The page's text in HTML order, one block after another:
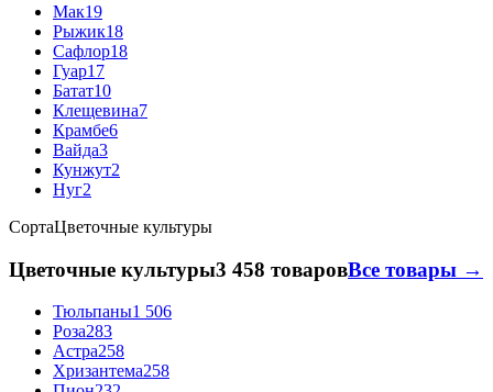
Мак19
Рыжик18
Сафлор18
Гуар17
Батат10
Клещевина7
Крамбе6
Вайда3
Кунжут2
Нуг2
СортаЦветочные культуры
Цветочные культуры3 458 товаровВсе товары →
Тюльпаны1 506
Роза283
Астра258
Хризантема258